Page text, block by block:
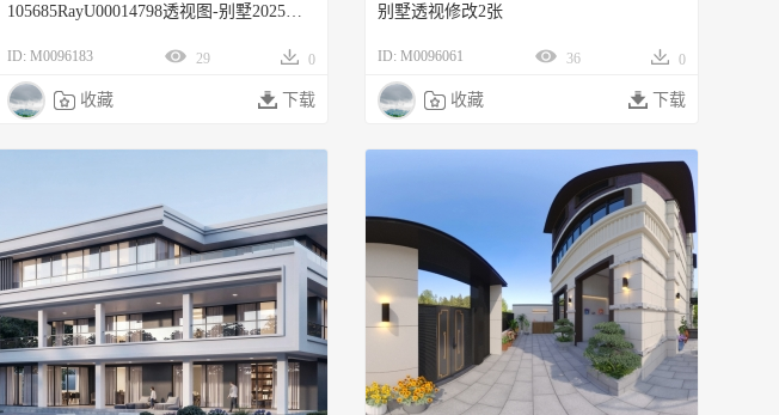
ID: M0096183 29 0
 收藏  下载
别墅透视修改2张
ID: M0096061 36 0
 收藏  下载